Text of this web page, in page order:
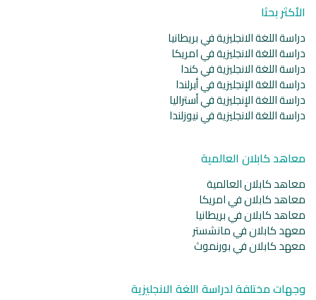
الأكثر بحثا
دراسة اللغة الانجليزية في بريطانيا
دراسة اللغة الانجليزية في امريكا
دراسة اللغة الانجليزية في كندا
دراسة اللغة الإنجليزية في أيرلندا
دراسة اللغة الإنجليزية في أستراليا
دراسة اللغة الانجليزية في نيوزلندا
معاهد كابلان العالمية
معاهد كابلان العالمية
معاهد كابلان في امريكا
معاهد كابلان في بريطانيا
معهد كابلان في مانشستر
معهد كابلان في بورنموث
وجهات مختلفة لدراسة اللغة الانجليزية